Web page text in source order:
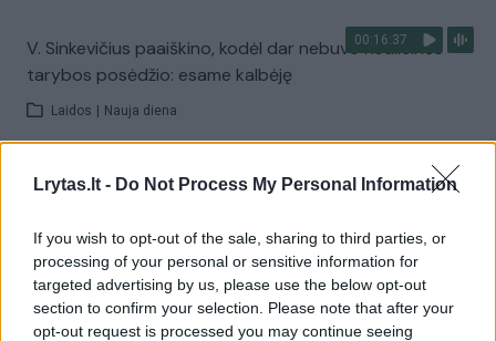
Lrytas.lt - Do Not Process My Personal Information
If you wish to opt-out of the sale, sharing to third parties, or
processing of your personal or sensitive information for
targeted advertising by us, please use the below opt-out
section to confirm your selection. Please note that after your
opt-out request is processed you may continue seeing
00:16:37
V. Sinkevičius paaiškino, kodėl dar nebuvo Koalicinės
tarybos posėdžio: esame kalbėję
Laidos Nauja diena
00:01:31
Pamatykite atsisveikinimo su K. Prunskiene akimirkas:
Lietuvos diena
Visi įrašai